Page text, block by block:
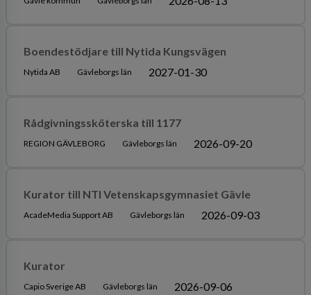
Boendestödjare till Nytida Kungsvägen
Nytida AB Gävleborgs län 2027-01-30
Rådgivningssköterska till 1177
REGION GÄVLEBORG Gävleborgs län 2026-09-20
Kurator till NTI Vetenskapsgymnasiet Gävle
AcadeMedia Support AB Gävleborgs län 2026-09-03
Kurator
Capio Sverige AB Gävleborgs län 2026-09-06